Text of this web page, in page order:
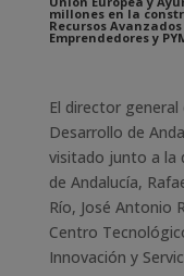
millones en la
Recursos
Emprendedores y
El director
Desarrollo de
visitado junto a la
de Andalucía,
Río, José Antonio
Centro
Innovación y